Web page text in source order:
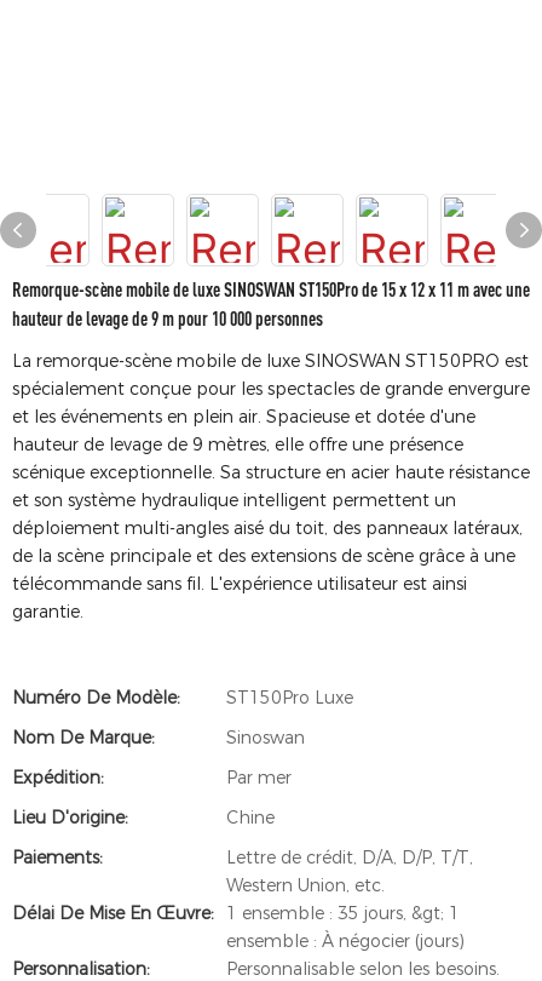
Remorque-scène mobile de luxe SINOSWAN ST150Pro de 15 x 12 x 11 m avec une
hauteur de levage de 9 m pour 10 000 personnes
La remorque-scène mobile de luxe SINOSWAN ST150PRO est
spécialement conçue pour les spectacles de grande envergure
et les événements en plein air. Spacieuse et dotée d'une
hauteur de levage de 9 mètres, elle offre une présence
scénique exceptionnelle. Sa structure en acier haute résistance
et son système hydraulique intelligent permettent un
déploiement multi-angles aisé du toit, des panneaux latéraux,
de la scène principale et des extensions de scène grâce à une
télécommande sans fil. L'expérience utilisateur est ainsi
garantie.
Numéro De Modèle:
ST150Pro Luxe
Nom De Marque:
Sinoswan
Expédition:
Par mer
Lieu D'origine:
Chine
Paiements:
Lettre de crédit, D/A, D/P, T/T,
Western Union, etc.
Délai De Mise En Œuvre:
1 ensemble : 35 jours, &gt; 1
ensemble : À négocier (jours)
Personnalisation:
Personnalisable selon les besoins.